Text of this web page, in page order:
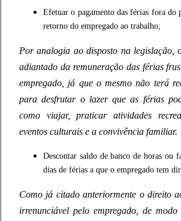
Efetuar o pagamento das férias fora do
retorno do empregado ao trabalho;
Por analogia ao disposto na legislação,
adiantado da remuneração das férias
empregado, já que o mesmo não terá
para desfrutar o lazer que as férias
como viajar, praticar atividades
eventos culturais e a convivência familiar.
Descontar saldo de banco de horas ou
dias de férias a que o empregado tem
Como já citado anteriormente o direito
irrenunciável pelo empregado, de